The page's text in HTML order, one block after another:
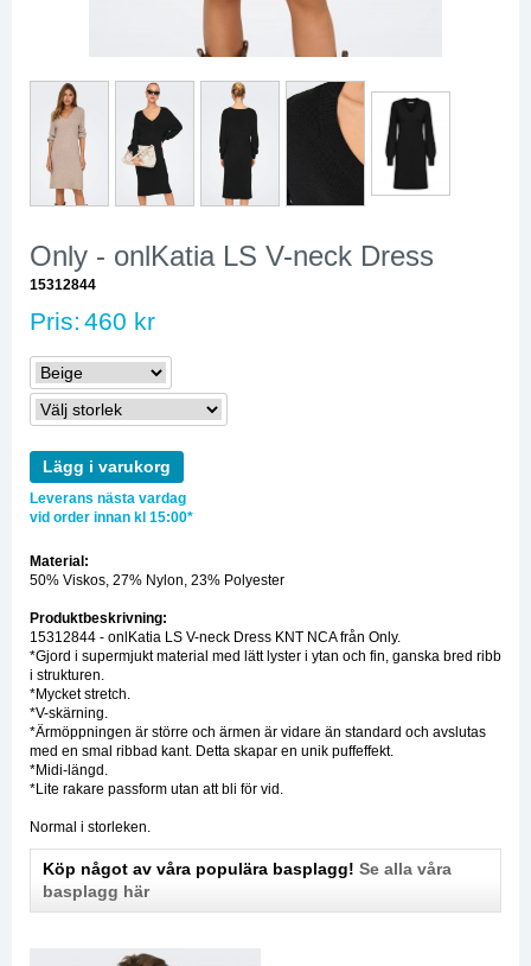
Only - onlKatia LS V-neck Dress
15312844
Pris: 460 kr
Lägg i varukorg
Leverans nästa vardag
vid order innan kl 15:00*
Material:
50% Viskos, 27% Nylon, 23% Polyester
Produktbeskrivning:
15312844 - onlKatia LS V-neck Dress KNT NCA från Only.
*Gjord i supermjukt material med lätt lyster i ytan och fin, ganska bred ribb
i strukturen.
*Mycket stretch.
*V-skärning.
*Ärmöppningen är större och ärmen är vidare än standard och avslutas
med en smal ribbad kant. Detta skapar en unik puffeffekt.
*Midi-längd.
*Lite rakare passform utan att bli för vid.
Normal i storleken.
Köp något av våra populära basplagg! Se alla våra
basplagg här